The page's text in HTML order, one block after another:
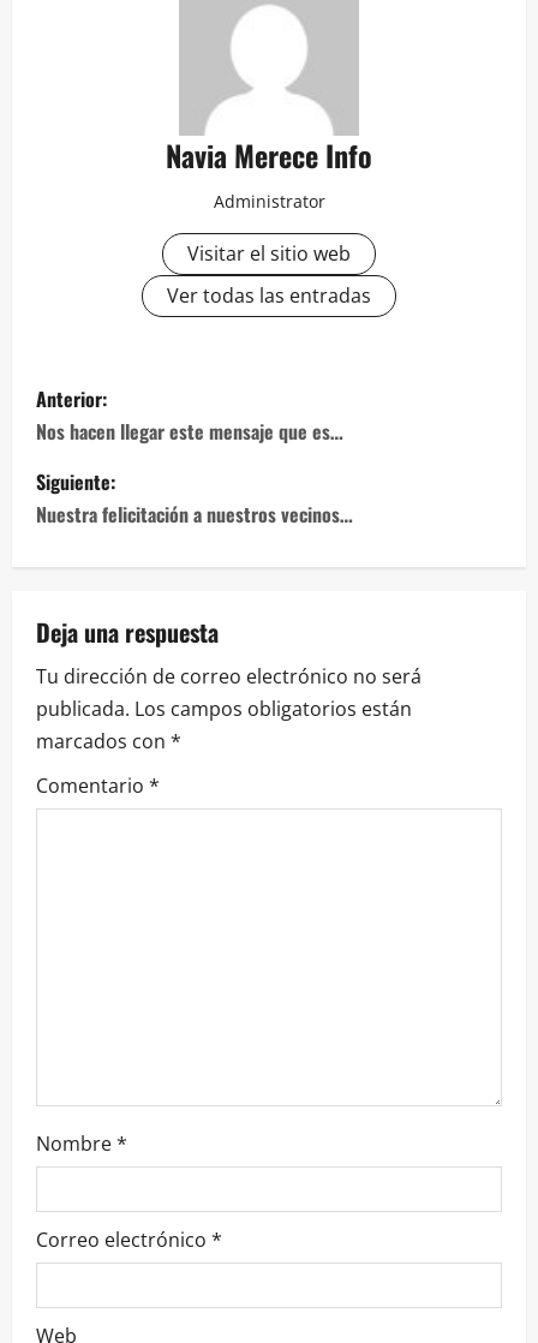
Navia Merece Info
Administrator
Visitar el sitio web
Ver todas las entradas
Navegación
de
entradas
Anterior:
Nos hacen llegar este mensaje que es…
Siguiente:
Nuestra felicitación a nuestros vecinos…
Deja una respuesta
Tu dirección de correo electrónico no será
publicada. Los campos obligatorios están
marcados con *
Comentario *
Nombre*
Correo electrónico *
Web